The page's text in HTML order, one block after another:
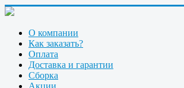
О компании
Как заказать?
Оплата
Доставка и гарантии
Сборка
Акции